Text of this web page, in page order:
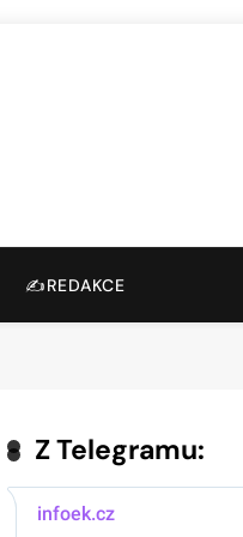
✍️REDAKCE
Z Telegramu: